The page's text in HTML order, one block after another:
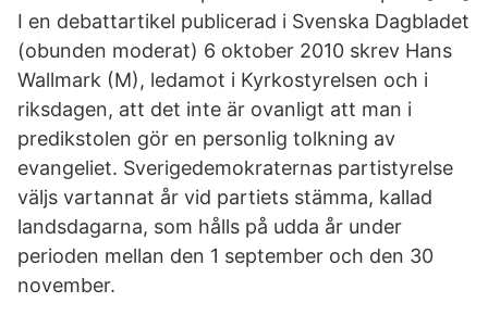
I en debattartikel publicerad i Svenska Dagbladet
(obunden moderat) 6 oktober 2010 skrev Hans
Wallmark (M), ledamot i Kyrkostyrelsen och i
riksdagen, att det inte är ovanligt att man i
predikstolen gör en personlig tolkning av
evangeliet. Sverigedemokraternas partistyrelse
väljs vartannat år vid partiets stämma, kallad
landsdagarna, som hålls på udda år under
perioden mellan den 1 september och den 30
november.